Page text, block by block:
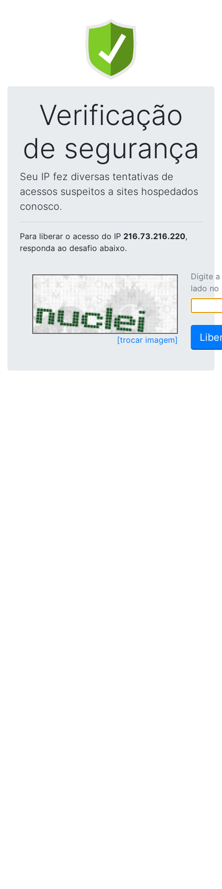
Verificação
de segurança
Seu IP fez diversas tentativas de
acessos suspeitos a sites hospedados
conosco.
Para liberar o acesso do IP 216.73.216.220,
responda ao desafio abaixo.
[trocar imagem]
Digite
lado no